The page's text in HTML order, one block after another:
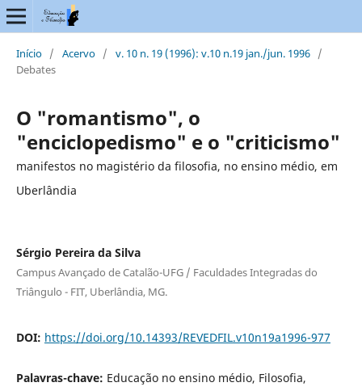
Início / Acervo / v. 10 n. 19 (1996): v.10 n.19 jan./jun. 1996 /
Debates
O "romantismo", o
"enciclopedismo" e o "criticismo"
manifestos no magistério da filosofia, no ensino médio, em
Uberlândia
Sérgio Pereira da Silva
Campus Avançado de Catalão-UFG / Faculdades Integradas do
Triângulo - FIT, Uberlândia, MG.
DOI: https://doi.org/10.14393/REVEDFIL.v10n19a1996-977
Palavras-chave: Educação no ensino médio, Filosofia,